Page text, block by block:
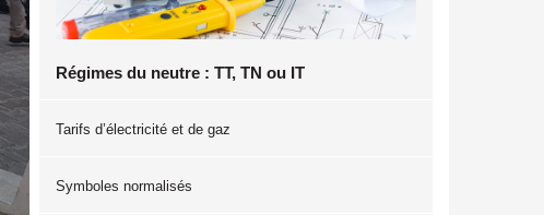
Régimes du neutre : TT, TN ou IT
Tarifs d’électricité et de gaz
Symboles normalisés